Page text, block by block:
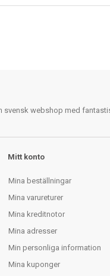
svensk webshop med
Mitt konto
Mina beställningar
Mina varureturer
Mina kreditnotor
Mina adresser
Min personliga information
Mina kuponger